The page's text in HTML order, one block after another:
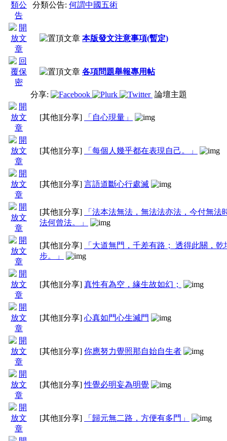
分類公告: 何謂中國五術
本版發文注意事項(暫定)
各項問題舉報專用帖
分享: 論壇主題
[其他][分享] 「自心現量」
[其他][分享] 「每個人幾乎都在表現自己。」
[其他][分享] 言語道斷心行處滅
[其他][分享]
「法本法無法，無法法亦法，今付無法
法何曾法。」
[其他][分享]
「大道無門，千差有路； 透得此關，乾
步。」
[其他][分享] 真性有為空，緣生故如幻；
[其他][分享] 心真如門心生滅門
[其他][分享] 你應努力覺照那自始自生者
[其他][分享] 性覺必明妄為明覺
[其他][分享] 「歸元無二路，方便有多門」